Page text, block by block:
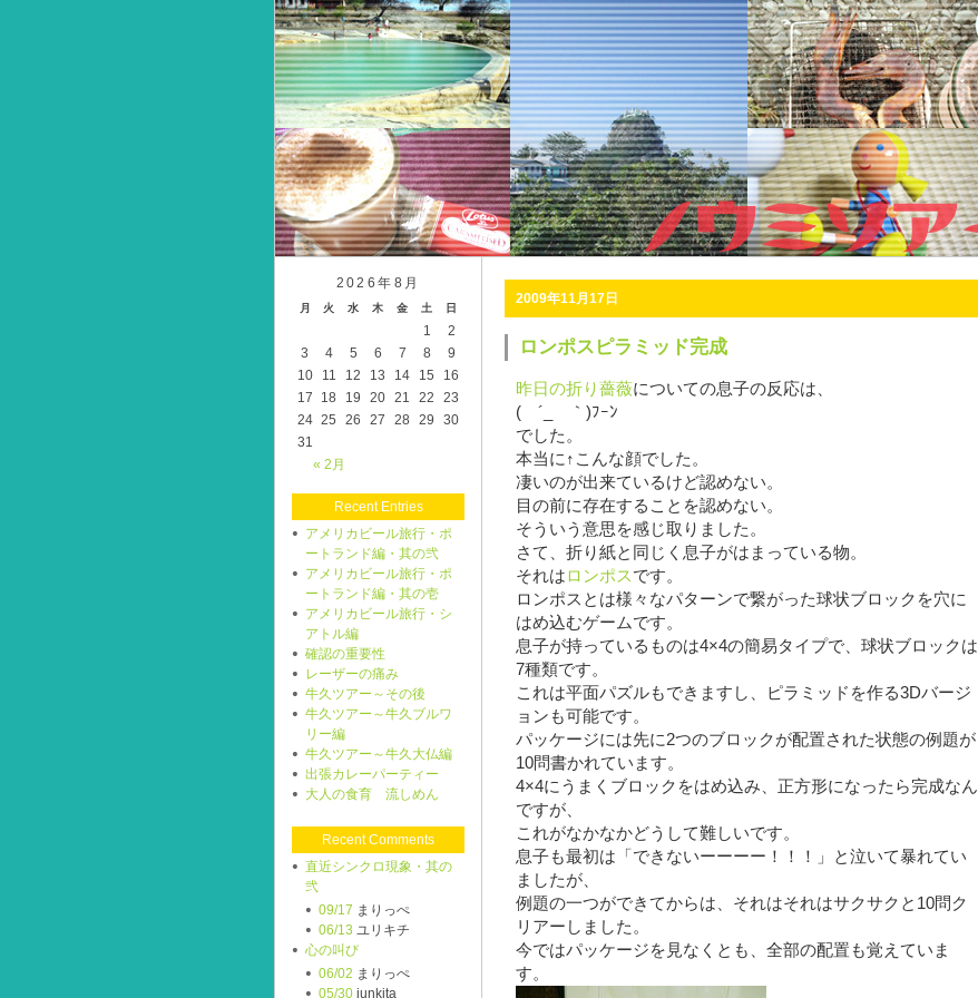
2009年11月17日
ロンポスピラミッド完成
昨日の折り薔薇についての息子の反応は、
( ´_ゝ｀)ﾌｰﾝ
でした。
本当に↑こんな顔でした。
凄いのが出来ているけど認めない。
目の前に存在することを認めない。
そういう意思を感じ取りました。
さて、折り紙と同じく息子がはまっている物。
それはロンポスです。
ロンポスとは様々なパターンで繋がった球状ブロックを穴に
はめ込むゲームです。
息子が持っているものは4×4の簡易タイプで、球状ブロックは
7種類です。
これは平面パズルもできますし、ピラミッドを作る3Dバージ
ョンも可能です。
パッケージには先に2つのブロックが配置された状態の例題が
10問書かれています。
4×4にうまくブロックをはめ込み、正方形になったら完成なん
ですが、
これがなかなかどうして難しいです。
息子も最初は「できないーーーー！！！」と泣いて暴れてい
ましたが、
例題の一つができてからは、それはそれはサクサクと10問ク
リアーしました。
今ではパッケージを見なくとも、全部の配置も覚えていま
す。
2026年8月
月 火 水 木 金 土 日
« 2月
1
2
3
4 5 6 7 8
9
10
11 12 13 14 15
16
17
18 19 20 21 22
23
24 25 26 27 28 29
30
31
Recent Entries
アメリカビール旅行・ポ
ートランド編・其の弐
アメリカビール旅行・ポ
ートランド編・其の壱
アメリカビール旅行・シ
アトル編
確認の重要性
レーザーの痛み
牛久ツアー～その後
牛久ツアー～牛久ブルワ
リー編
牛久ツアー～牛久大仏編
出張カレーパーティー
大人の食育 流しめん
Recent Comments
直近シンクロ現象・其の
弐
09/17 まりっぺ
06/13 ユリキチ
心の叫び
06/02 まりっぺ
05/30 junkita